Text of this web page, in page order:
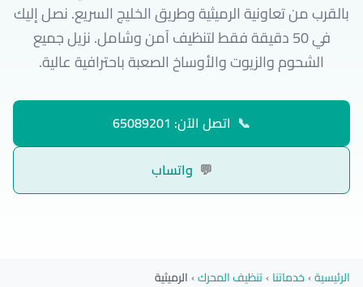
بالقرب من تعاونية الرميثية وطريق الخليج السريع. نصل إليك
في 50 دقيقة فقط لتنظيف آمن وشامل. نزيل جميع
الشحوم والزيوت والأوساخ الصعبة باحترافية عالية.
📞 اتصل الآن: 65089201
💬 واتساب
الرئيسية›خدماتنا›تنظيف المحرك›الرميثية